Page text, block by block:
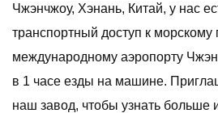
Чжэнчжоу, Хэнань, Китай, у нас
транспортный доступ к морскому
международному аэропорту
в 1 часе езды на машине.
наш завод, чтобы узнать больше